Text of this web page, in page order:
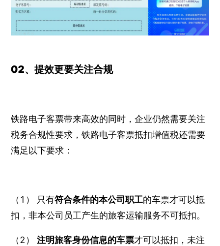
02、提效更要关注合规
铁路电子客票带来高效的同时，企业仍然需要关注
税务合规性要求，铁路电子客票抵扣增值税还需要
满足以下要求：
（1） 只有符合条件的本公司职工的车票才可以抵
扣，非本公司员工产生的旅客运输服务不可抵扣。
（2）注明旅客身份信息的车票才可以抵扣，未注